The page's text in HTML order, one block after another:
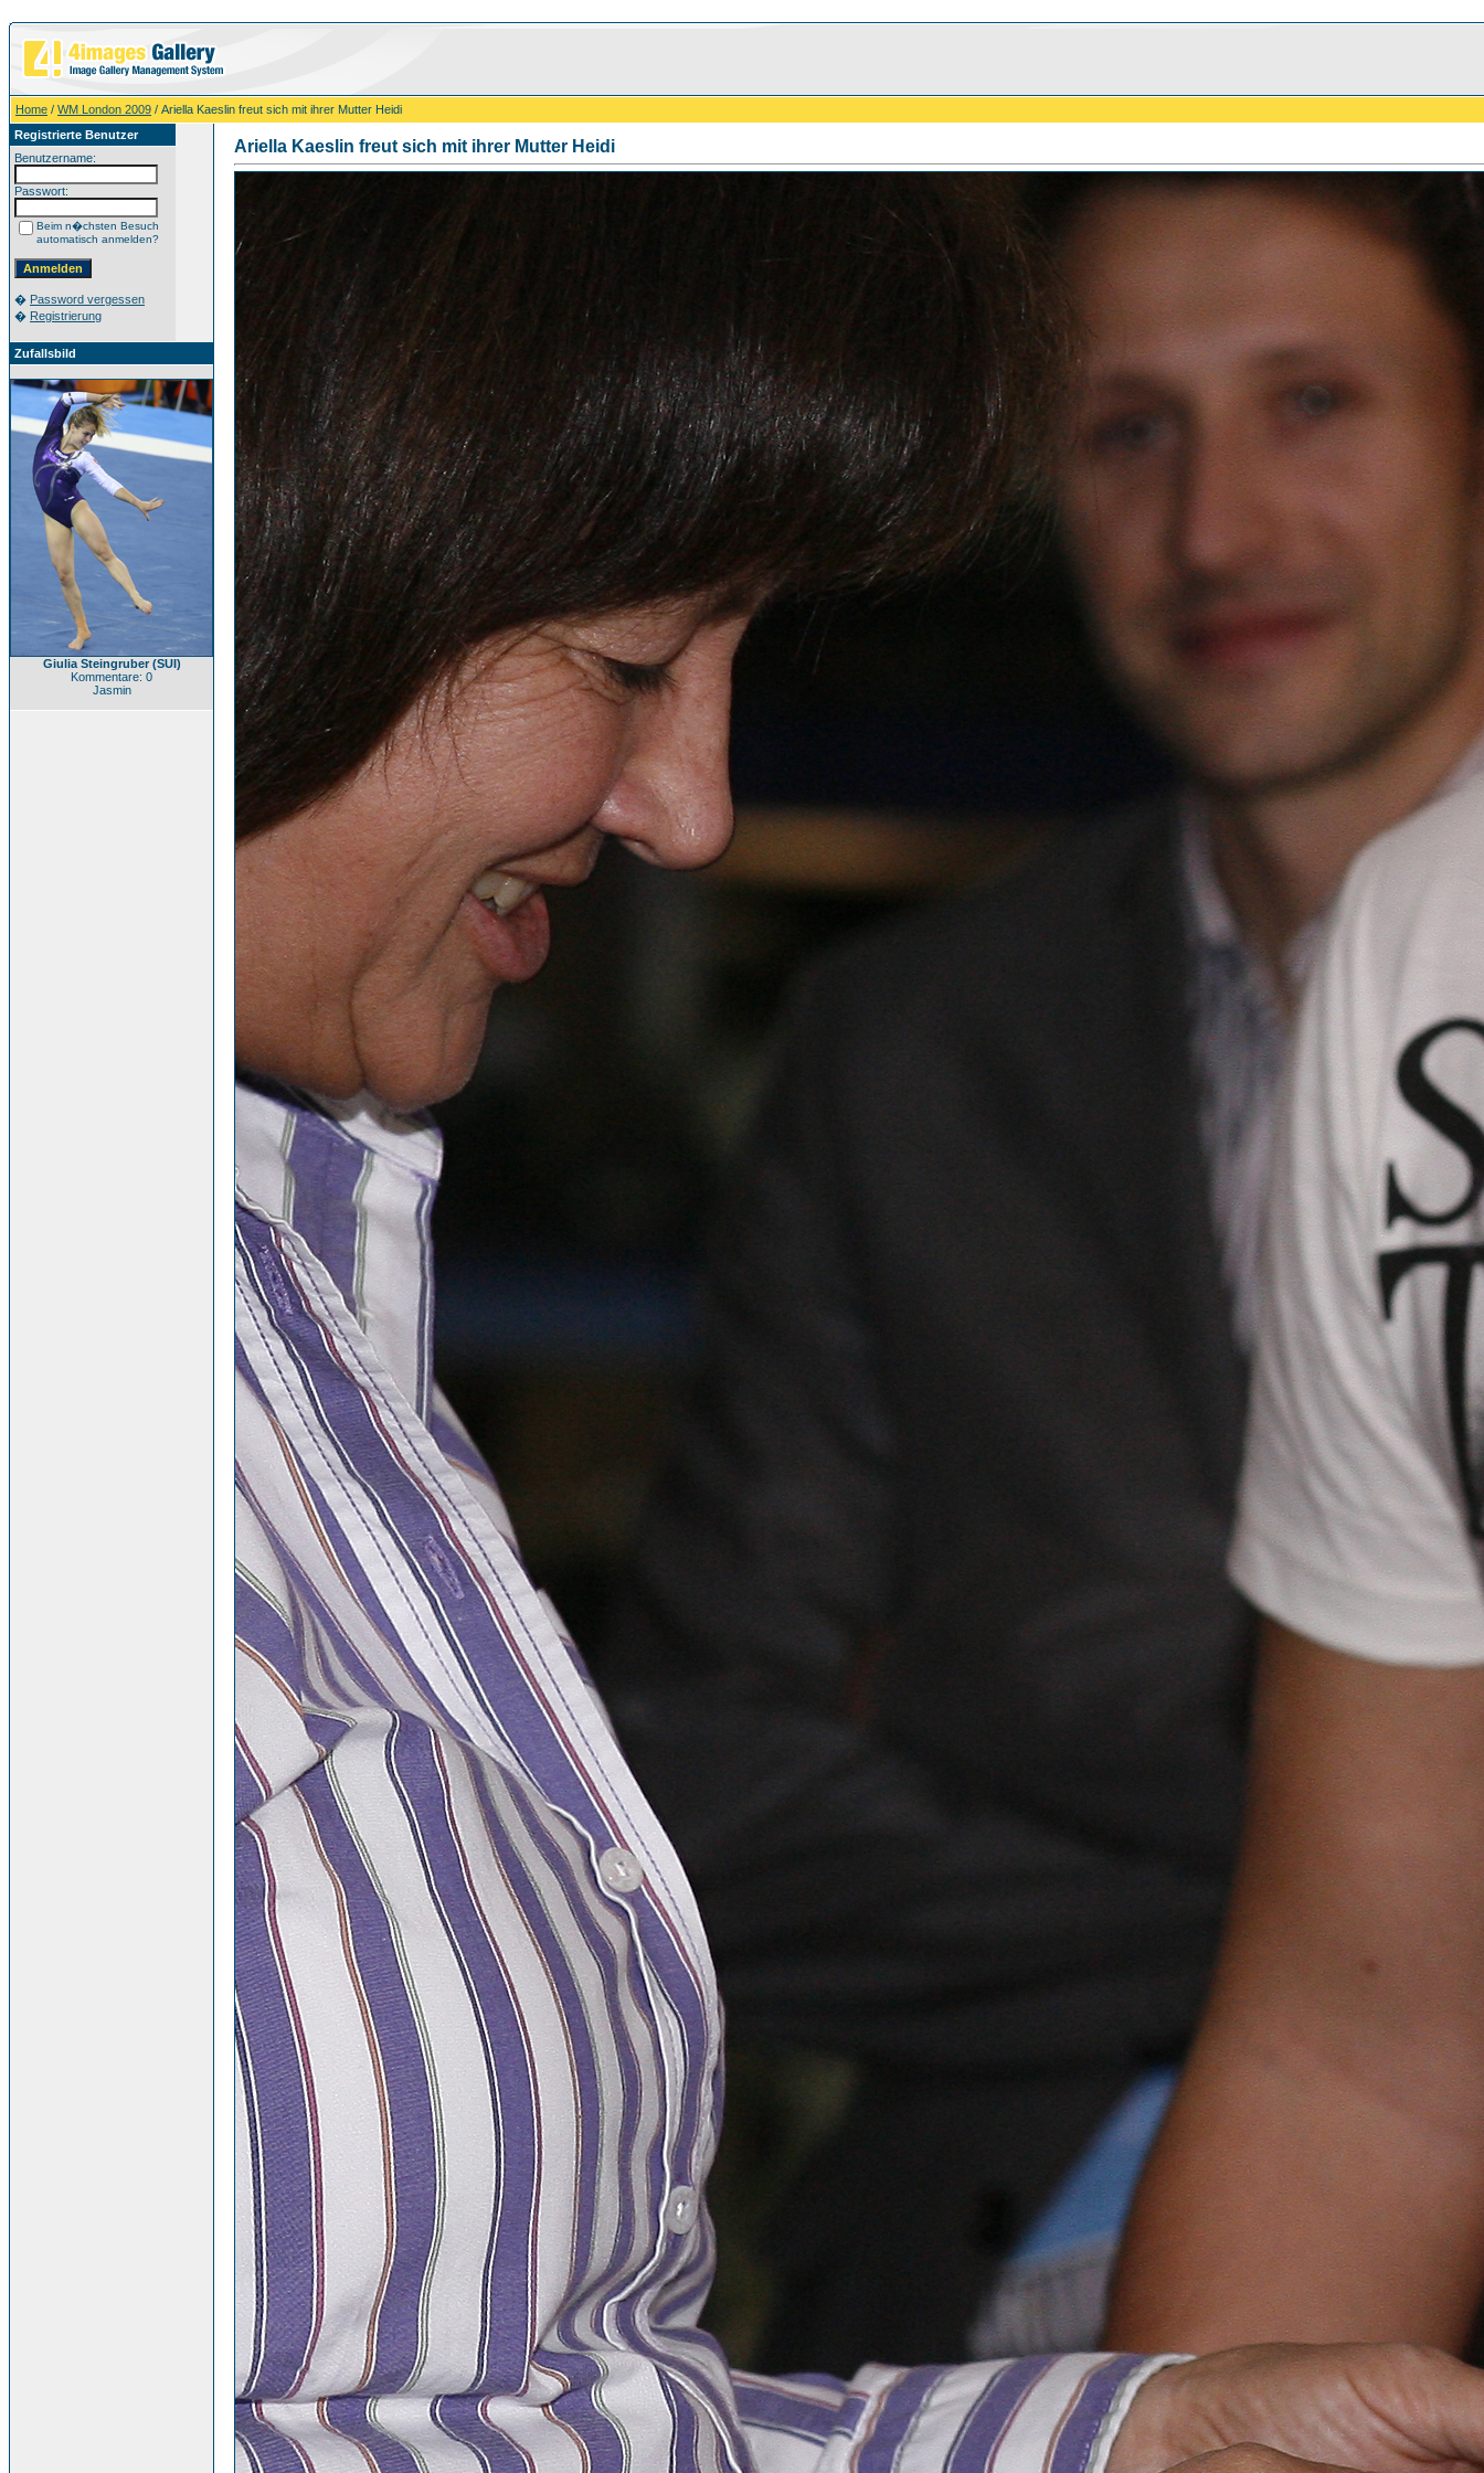
Home / WM London 2009 / Ariella Kaeslin freut sich mit ihrer Mutter Heidi
Registrierte Benutzer
Benutzername:
Passwort:
Beim n�chsten Besuch
automatisch anmelden?
� Password vergessen
� Registrierung
Zufallsbild
Giulia Steingruber (SUI)
Kommentare: 0
Jasmin
Ariella Kaeslin freut sich mit ihrer Mutter Heidi